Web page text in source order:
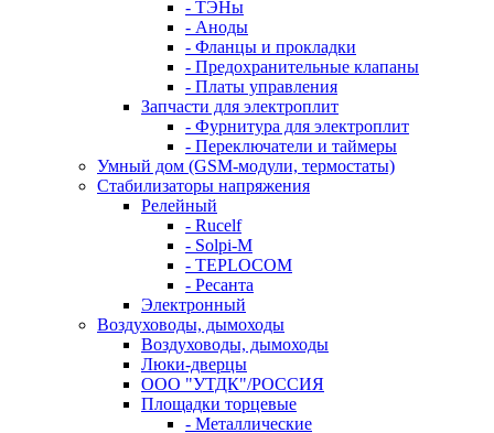
- ТЭНы
- Аноды
- Фланцы и прокладки
- Предохранительные клапаны
- Платы управления
Запчасти для электроплит
- Фурнитура для электроплит
- Переключатели и таймеры
Умный дом (GSM-модули, термостаты)
Cтабилизаторы напряжения
Релейный
- Rucelf
- Solpi-M
- TEPLOCOM
- Ресанта
Электронный
Воздуховоды, дымоходы
Воздуховоды, дымоходы
Люки-дверцы
ООО "УТДК"/РОССИЯ
Площадки торцевые
- Металлические